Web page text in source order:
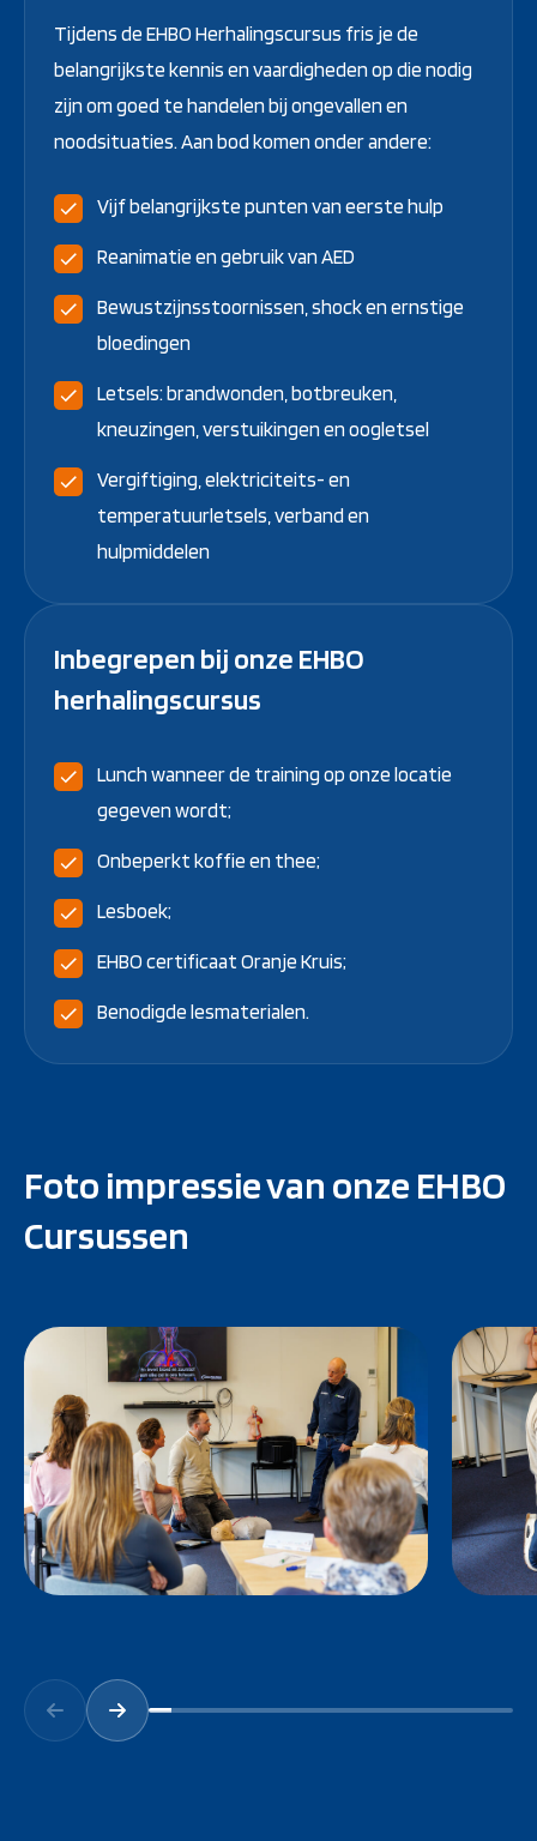
Tijdens de EHBO Herhalingscursus fris je de
belangrijkste kennis en vaardigheden op die nodig
zijn om goed te handelen bij ongevallen en
noodsituaties. Aan bod komen onder andere:
Vijf belangrijkste punten van eerste hulp
Reanimatie en gebruik van AED
Bewustzijnsstoornissen, shock en ernstige
bloedingen
Letsels: brandwonden, botbreuken,
kneuzingen, verstuikingen en oogletsel
Vergiftiging, elektriciteits- en
temperatuurletsels, verband en
hulpmiddelen
Inbegrepen bij onze EHBO
herhalingscursus
Lunch wanneer de training op onze locatie
gegeven wordt;
Onbeperkt koffie en thee;
Lesboek;
EHBO certificaat Oranje Kruis;
Benodigde lesmaterialen.
Foto impressie van onze EHBO
Cursussen